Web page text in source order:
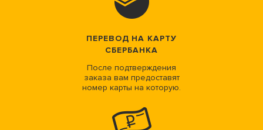
ПЕРЕВОД НА КАРТУ
СБЕРБАНКА
После подтверждения
заказа вам предоставят
номер карты на которую.